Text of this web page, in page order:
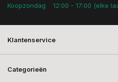
Koopzondag
12:00 - 17:00 (elke
Klantenservice
Categorieën